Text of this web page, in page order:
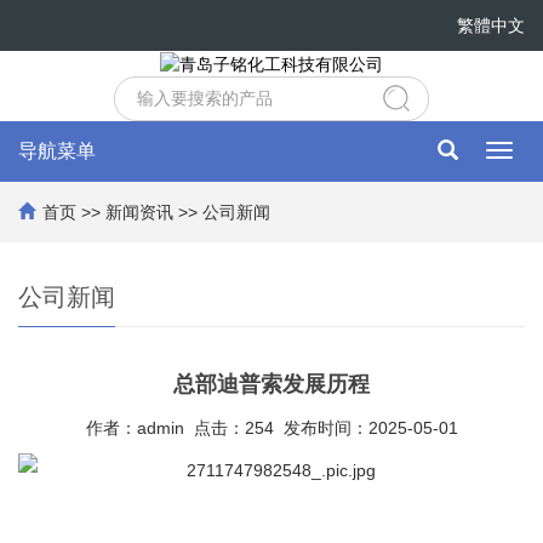
繁體中文
导航菜单
首页 >> 新闻资讯 >> 公司新闻
公司新闻
总部迪普索发展历程
作者：admin 点击：254 发布时间：2025-05-01